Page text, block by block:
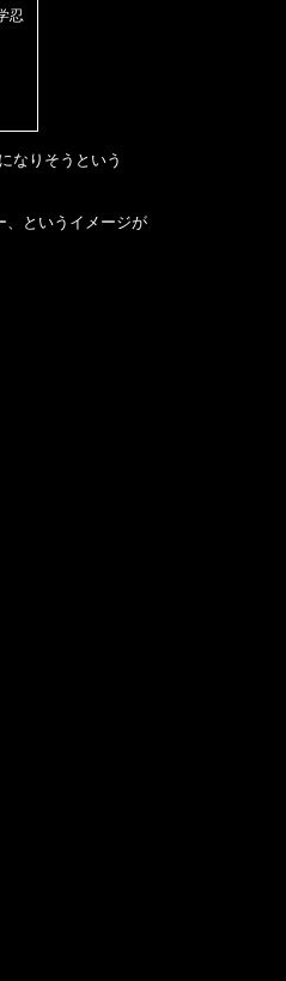
忍
なりそうという
、というイメージが